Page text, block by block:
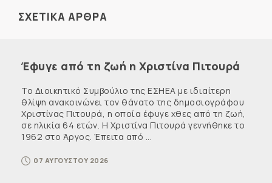
ΣΧΕΤΙΚΑ ΑΡΘΡΑ
Έφυγε από τη ζωή η Χριστίνα Πιτουρά
Το Διοικητικό Συμβούλιο της ΕΣΗΕΑ με ιδιαίτερη
θλίψη ανακοινώνει τον θάνατο της δημοσιογράφου
Χριστίνας Πιτουρά, η οποία έφυγε χθες από τη ζωή,
σε ηλικία 64 ετών. Η Χριστίνα Πιτουρά γεννήθηκε το
1962 στο Άργος. Έπειτα από ...
07 ΑΥΓΟΥΣΤΟΥ 2026